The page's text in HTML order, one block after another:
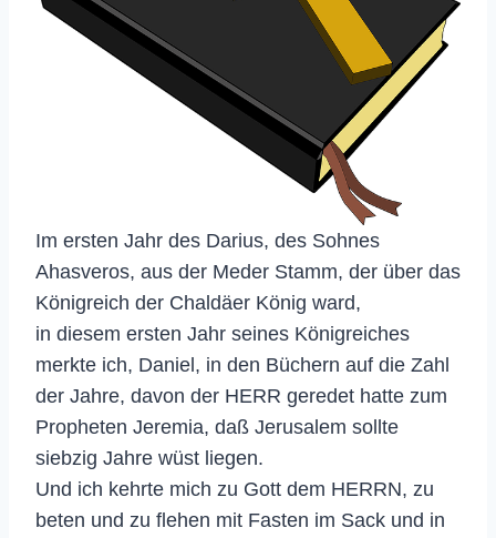
Im ersten Jahr des Darius, des Sohnes
Ahasveros, aus der Meder Stamm, der über das
Königreich der Chaldäer König ward,
in diesem ersten Jahr seines Königreiches
merkte ich, Daniel, in den Büchern auf die Zahl
der Jahre, davon der HERR geredet hatte zum
Propheten Jeremia, daß Jerusalem sollte
siebzig Jahre wüst liegen.
Und ich kehrte mich zu Gott dem HERRN, zu
beten und zu flehen mit Fasten im Sack und in